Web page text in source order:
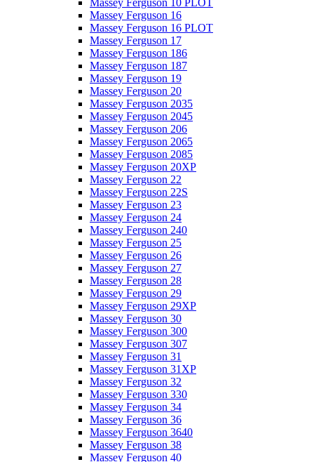
Massey Ferguson 10 PLOT
Massey Ferguson 16
Massey Ferguson 16 PLOT
Massey Ferguson 17
Massey Ferguson 186
Massey Ferguson 187
Massey Ferguson 19
Massey Ferguson 20
Massey Ferguson 2035
Massey Ferguson 2045
Massey Ferguson 206
Massey Ferguson 2065
Massey Ferguson 2085
Massey Ferguson 20XP
Massey Ferguson 22
Massey Ferguson 22S
Massey Ferguson 23
Massey Ferguson 24
Massey Ferguson 240
Massey Ferguson 25
Massey Ferguson 26
Massey Ferguson 27
Massey Ferguson 28
Massey Ferguson 29
Massey Ferguson 29XP
Massey Ferguson 30
Massey Ferguson 300
Massey Ferguson 307
Massey Ferguson 31
Massey Ferguson 31XP
Massey Ferguson 32
Massey Ferguson 330
Massey Ferguson 34
Massey Ferguson 36
Massey Ferguson 3640
Massey Ferguson 38
Massey Ferguson 40